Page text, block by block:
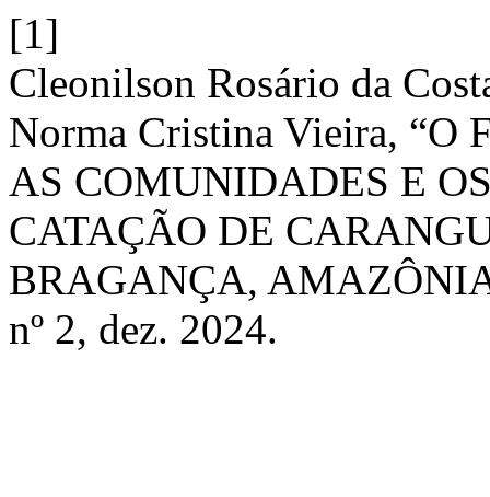
[1]
Cleonilson Rosário da
Norma Cristina Vieira,
AS COMUNIDADES E
CATAÇÃO DE
BRAGANÇA,
nº 2, dez. 2024.